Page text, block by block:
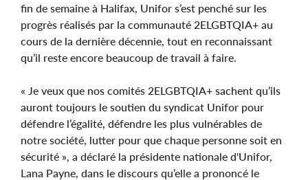
fin de semaine à Halifax, Unifor s’est penché sur les
progrès réalisés par la communauté 2ELGBTQIA+ au
cours de la dernière décennie, tout en reconnaissant
qu’il reste encore beaucoup de travail à faire.
« Je veux que nos comités 2ELGBTQIA+ sachent qu’ils
auront toujours le soutien du syndicat Unifor pour
défendre l’égalité, défendre les plus vulnérables de
notre société, lutter pour que chaque personne soit en
sécurité », a déclaré la présidente nationale d'Unifor,
Lana Payne, dans le discours qu’elle a prononcé le